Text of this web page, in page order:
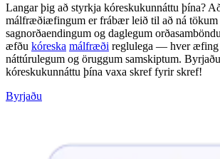
Langar þig að styrkja kóreskukunnáttu þína?
málfræðiæfingum er frábær leið til að ná tökum
sagnorðaendingum og daglegum
æfðu kóreska málfræði reglulega — hver
náttúrulegum og öruggum samskiptum.
kóreskukunnáttu þína vaxa skref fyrir skref!
Byrjaðu